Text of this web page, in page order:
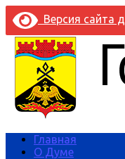
Версия сайта
Главная
О Думе